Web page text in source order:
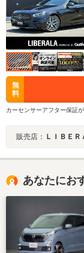
無
料
カーセンサーアフター保証
販売店： ＬＩＢＥ
あなたにお